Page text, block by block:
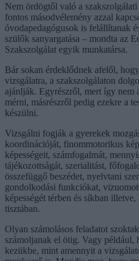
Nem ördögtől való a
fontos másodvélemény azzal
óvodapedagógusok is felállítanak
szülők sanyargatása – mondta az
Szakszolgálat egyik munkatársa.
Bár sokan érdeklődnek afelől,
vizsgálatra, a szakszolgálaton
ajánlják. Egyrészről, mert így nem
mérni, másrészről pedig ezekre a
készülni.
Vizsgálni fogják a gyerekek
koordinációját, finommotorikus
képességeit, számfogalmát,
tájékozottságát, szerialitást,
összefüggő beszédet, nyelvtani
gondolkodási funkciókat,
képességét térben és síkban
tisztában.
Olyan számolásos feladatot
számoljanak el ötig. Vagy
kezükbe, mint amennyit a